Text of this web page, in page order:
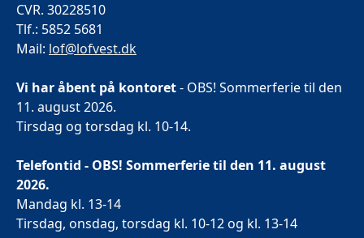
CVR. 30228510
Tlf.: 5852 5681
Mail: lof@lofvest.dk
Vi har åbent på kontoret- OBS! Sommerferie til den
11. august 2026.
Tirsdag og torsdag kl. 10-14.
Telefontid - OBS! Sommerferie til den 11. august
2026.
Mandag kl. 13-14
Tirsdag, onsdag, torsdag kl. 10-12 og kl. 13-14